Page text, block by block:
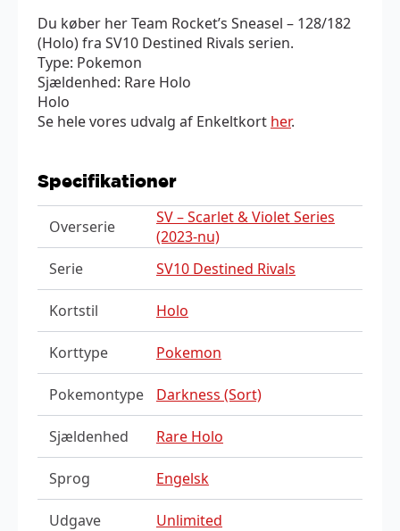
Du køber her Team Rocket’s Sneasel – 128/182
(Holo) fra SV10 Destined Rivals serien.
Type: Pokemon
Sjældenhed: Rare Holo
Holo
Se hele vores udvalg af Enkeltkort her.
Specifikationer
Overserie
SV – Scarlet & Violet Series
(2023-nu)
Serie
SV10 Destined Rivals
Kortstil Holo
Korttype Pokemon
Pokemontype Darkness (Sort)
Sjældenhed Rare Holo
Sprog Engelsk
Udgave Unlimited